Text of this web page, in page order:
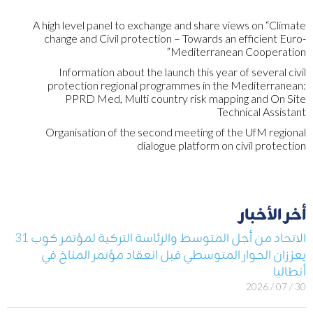
A high level panel to exchange and share views on “Climate
change and Civil protection – Towards an efficient Euro-
Mediterranean Cooperation”
Information about the launch this year of several civil
protection regional programmes in the Mediterranean:
PPRD Med, Multi country risk mapping and On Site
Technical Assistant
Organisation of the second meeting of the UfM regional
dialogue platform on civil protection
أخر الأخبار
الاتحاد من أجل المتوسط والرئاسة التركية لمؤتمر كوب 31
يعززان الحوار المتوسطي قبل انعقاد مؤتمر المناخ في
أنطاليا
30 / 07 / 2026